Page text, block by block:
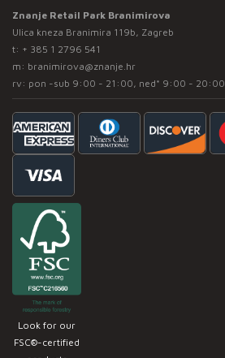
Znanje Retail Park Branimirova
Ulica kneza Branimira 119b, Zagreb
t: + 385 1 2796 541
m: branimirova@znanje.hr
rv: pon -sub 9:00 - 21:00, ned* 9:00 - 20:00
Look for our
FSC®-certified